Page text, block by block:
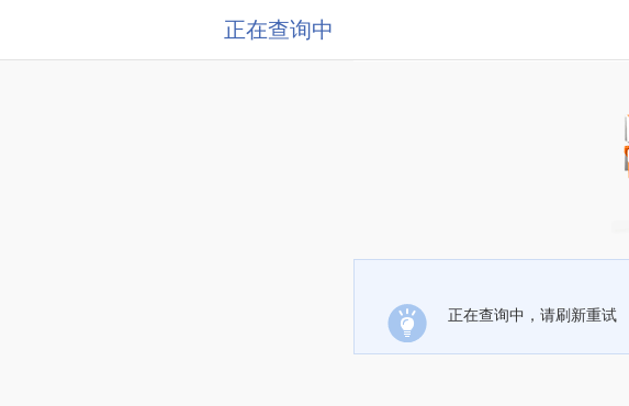
正在查询中
正在查询中，请刷新重试